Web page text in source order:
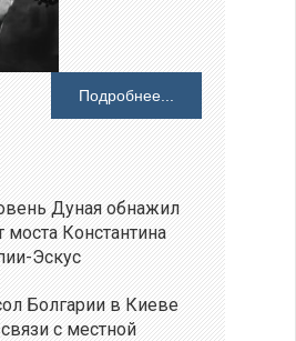
Подробнее...
Дуная обнажил
Константина
Эскус
Болгарии в Киеве
с местной